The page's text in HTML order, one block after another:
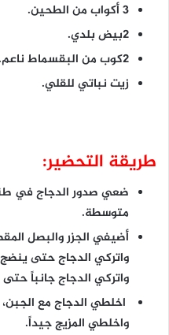
3 أكواب من الطحين.
2بيض بلدي.
2كوب من البقسماط ناعم.
زيت نباتي للقلي.
طريقة التحضير:
ضعي صدور الدجاج في
متوسطة.
أضيفي الجزر والبصل
واتركي الدجاج جانباً
اخلطي الدجاج مع
واخلطي المزيج جيداً.